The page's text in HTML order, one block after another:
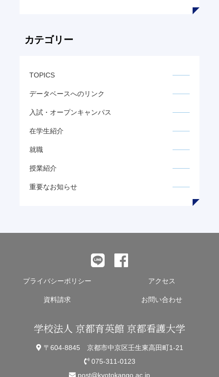
カテゴリー
TOPICS
データベースへのリンク
入試・オープンキャンパス
在学生紹介
就職
授業紹介
重要なお知らせ
プライバシーポリシー アクセス
資料請求 お問い合わせ
学校法人 京都育英館 京都看護大学
〒604-8845 京都市中京区壬生東高田町1-21
075-311-0123
post@kyotokango.ac.jp